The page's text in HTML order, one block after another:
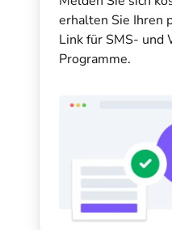
erhalten Sie Ihren
Link für SMS- und
Programme.